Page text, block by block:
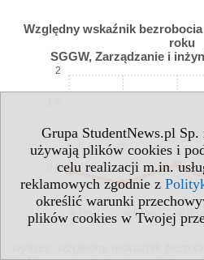
Grupa StudentNews.pl
używają plików cookies i
celu realizacji m.in.
reklamowych zgodnie z
określić warunki
plików cookies w Twojej
Względny wskaźnik
roku
SGGW, Zarządzanie i
w I roku w II roku w III
0
0.5
1
2